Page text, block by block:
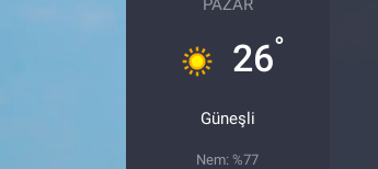
26°
Güneşli
Nem: %77